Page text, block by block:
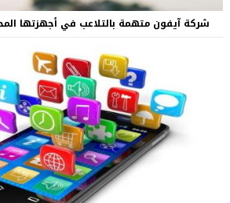
شركة آيفون متهمة بالتلاعب في أجهزتها